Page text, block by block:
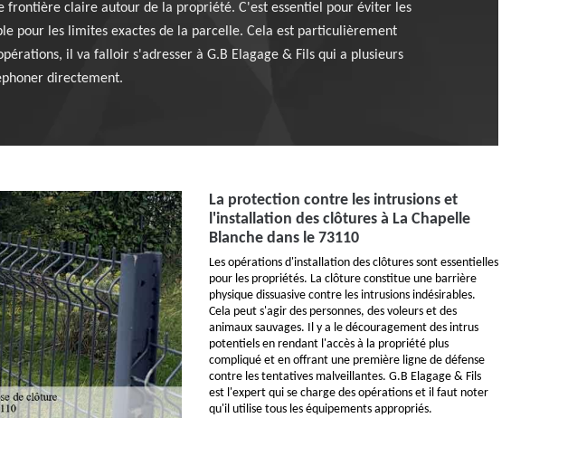
claire autour de la propriété. C'est essentiel pour éviter les
pour les limites exactes de la parcelle. Cela est particulièrement
il va falloir s'adresser à G.B Elagage & Fils qui a plusieurs
directement.
La protection contre les intrusions et
l'installation des clôtures à La Chapelle
Blanche dans le 73110
Les opérations d'installation des clôtures sont essentielles
pour les propriétés. La clôture constitue une barrière
physique dissuasive contre les intrusions indésirables.
Cela peut s'agir des personnes, des voleurs et des
animaux sauvages. Il y a le découragement des intrus
potentiels en rendant l'accès à la propriété plus
compliqué et en offrant une première ligne de défense
contre les tentatives malveillantes. G.B Elagage & Fils
est l'expert qui se charge des opérations et il faut noter
qu'il utilise tous les équipements appropriés.